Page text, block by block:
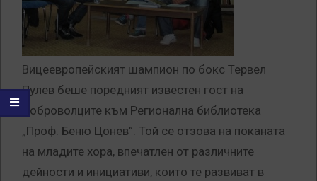
Вицеевропейският шампион по бокс Тервел
Пулев беше поредният известен гост на
доброволците към Регионална библиотека
„Проф. Беню Цонев”. Той се отзова на поканата
на младите хора, впечатлен от различните
дейности и инициативи, които те развиват в